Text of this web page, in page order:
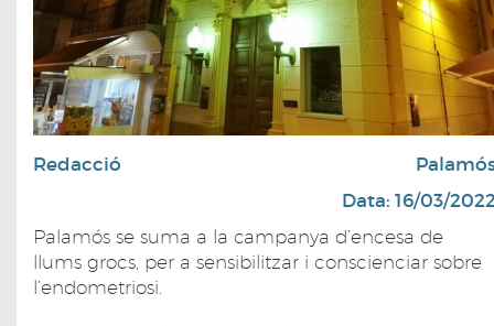
Redacció
Data: 16/03/
Palamós se suma a la campanya d’encesa de
llums grocs, per a sensibilitzar i conscienciar sobre
l’endometriosi.